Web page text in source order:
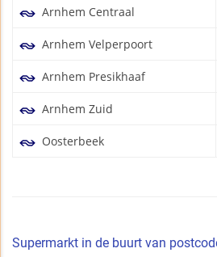
Arnhem Centraal
Arnhem Velperpoort
Arnhem Presikhaaf
Arnhem Zuid
Oosterbeek
Supermarkt in de buurt van